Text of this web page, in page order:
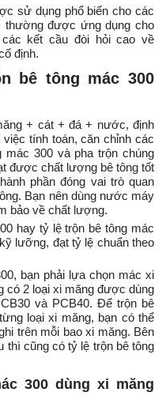
sử dụng phổ biến cho các
thường được ứng dụng cho
kết cầu đòi hỏi cao về
định.
bê tông mác 300
+ cát + đá + nước, định
tính toán, căn chỉnh các
mác 300 và pha trộn chúng
được chất lượng bê tông tốt
phần đóng vai trò quan
Bạn nên dùng nước máy
bảo về chất lượng.
hay tỷ lệ trộn bê tông mác
lưỡng, đạt tỷ lệ chuẩn theo
bạn phải lựa chọn mác xi
có 2 loại xi măng được dùng
và PCB40. Để trộn bê
loại xi măng, bạn có thể
trên mỗi bao xi măng. Bên
thì cũng có tỷ lệ trộn bê tông
300 dùng xi măng